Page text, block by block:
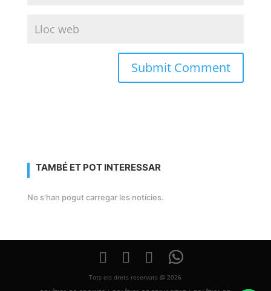
TAMBÉ ET POT INTERESSAR
No s'han pogut carregar les notícies.
Tots els drets reservats @ 2026